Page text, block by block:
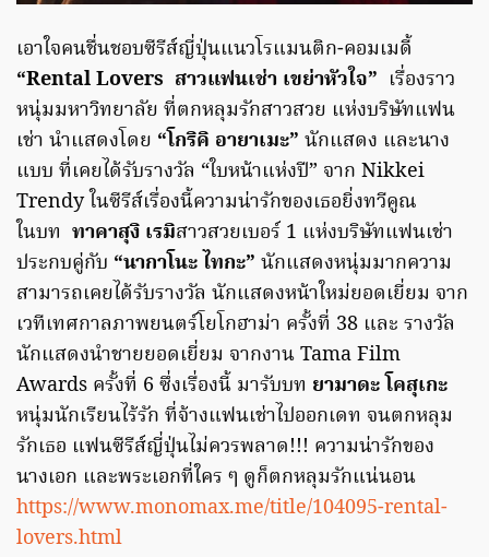
เอาใจคนชื่นชอบซีรีส์ญี่ปุ่นแนวโรแมนติก-คอมเมดี้
“Rental Lovers สาวแฟนเช่า เขย่าหัวใจ” เรื่องราว
หนุ่มมหาวิทยาลัย ที่ตกหลุมรักสาวสวย แห่งบริษัทแฟน
เช่า นำแสดงโดย “โกริคิ อายาเมะ” นักแสดง และนาง
แบบ ที่เคยได้รับรางวัล “ใบหน้าแห่งปี” จาก Nikkei
Trendy ในซีรีส์เรื่องนี้ความน่ารักของเธอยิ่งทวีคูณ
ในบท ทาคาสุงิ เรมิสาวสวยเบอร์ 1 แห่งบริษัทแฟนเช่า
ประกบคู่กับ “นากาโนะ ไทกะ” นักแสดงหนุ่มมากความ
สามารถเคยได้รับรางวัล นักแสดงหน้าใหม่ยอดเยี่ยม จาก
เวทีเทศกาลภาพยนตร์โยโกฮาม่า ครั้งที่ 38 และ รางวัล
นักแสดงนำชายยอดเยี่ยม จากงาน Tama Film
Awards ครั้งที่ 6 ซึ่งเรื่องนี้ มารับบท ยามาดะ โคสุเกะ
หนุ่มนักเรียนไร้รัก ที่จ้างแฟนเช่าไปออกเดท จนตกหลุม
รักเธอ แฟนซีรีส์ญี่ปุ่นไม่ควรพลาด!!! ความน่ารักของ
นางเอก และพระเอกที่ใคร ๆ ดูก็ตกหลุมรักแน่นอน
https://www.monomax.me/title/104095-rental-
lovers.html